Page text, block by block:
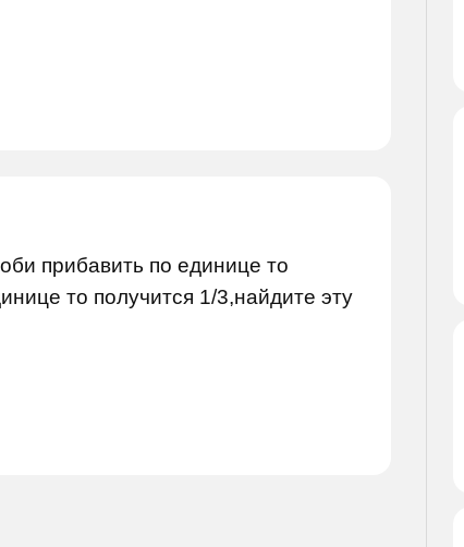
прибавить по единице то
то получится 1/3,найдите эту